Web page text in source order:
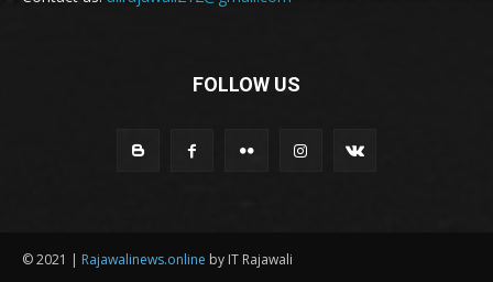
FOLLOW US
© 2021 | Rajawalinews.online by IT Rajawali